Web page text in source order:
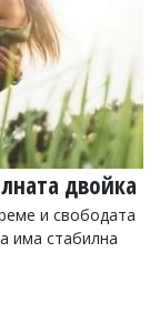
двойка
и свободата
има стабилна